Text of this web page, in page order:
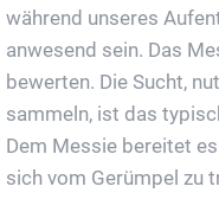
während unseres
anwesend sein. Das
bewerten. Die Sucht,
sammeln, ist das
Dem Messie bereitet
sich vom Gerümpel zu